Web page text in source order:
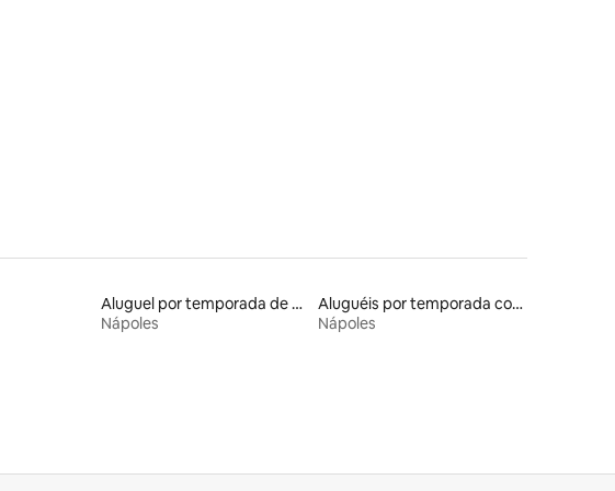
Aluguel por temporada de apart-hotéis
Nápoles
Aluguéis por temporada com cama de altura acessível
Nápoles